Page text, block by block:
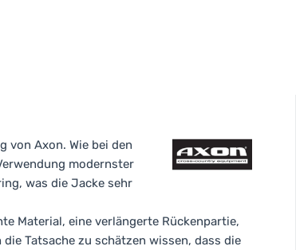
von Axon. Wie bei den
modernster
was die Jacke sehr
Material, eine verlängerte Rückenpartie,
Tatsache zu schätzen wissen, dass die